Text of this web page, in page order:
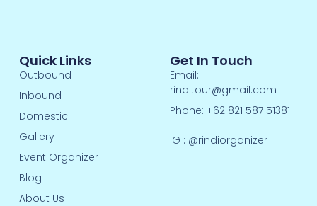
Quick Links
Outbound
Inbound
Domestic
Gallery
Event Organizer
Blog
About Us
Get In Touch
Email:
rinditour@gmail.com
Phone: +62 821 587 51381
IG : @rindiorganizer